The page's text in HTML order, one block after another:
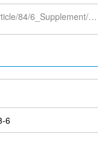
Phospho-Rb (Ser807)
[1]https://aacrjournals.org/cancerres/article/84/6_Supplement/5730/741274/Abstract-5730-Targeting-the-cell-cycle-with
6